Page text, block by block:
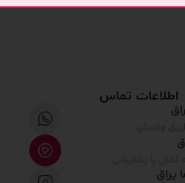
اطلاعات تماس